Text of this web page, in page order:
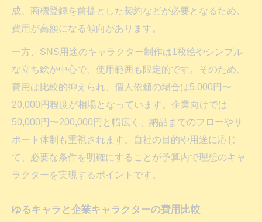
成、商標登録を前提とした契約などが必要となるため、
費用が高額になる傾向があります。
一方、SNS用途のキャラクター制作は1枚絵やシンプル
な立ち絵が中心で、使用範囲も限定的です。そのため、
費用は比較的抑えられ、個人依頼の場合は5,000円〜
20,000円程度が相場となっています。企業向けでは
50,000円〜200,000円と幅広く、納品までのフローやサ
ポート体制も重視されます。自社の目的や用途に応じ
て、必要な条件を明確にすることが予算内で理想のキャ
ラクターを実現するポイントです。
ゆるキャラと企業キャラクターの費用比較